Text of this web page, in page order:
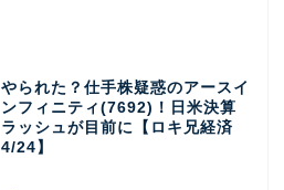
やられた？仕手株疑惑のアースイ
ンフィニティ(7692)！日米決算
ラッシュが目前に【ロキ兄経済
4/24】